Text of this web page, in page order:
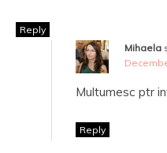
Reply
Mihaela
Multumesc ptr
Reply